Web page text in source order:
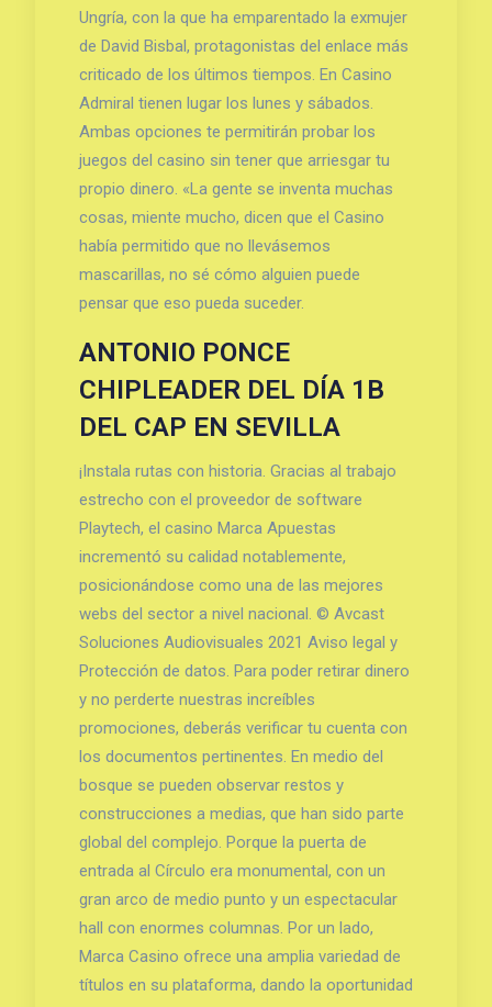
Ungría, con la que ha emparentado la exmujer
de David Bisbal, protagonistas del enlace más
criticado de los últimos tiempos. En Casino
Admiral tienen lugar los lunes y sábados.
Ambas opciones te permitirán probar los
juegos del casino sin tener que arriesgar tu
propio dinero. «La gente se inventa muchas
cosas, miente mucho, dicen que el Casino
había permitido que no llevásemos
mascarillas, no sé cómo alguien puede
pensar que eso pueda suceder.
ANTONIO PONCE
CHIPLEADER DEL DÍA 1B
DEL CAP EN SEVILLA
¡Instala rutas con historia. Gracias al trabajo
estrecho con el proveedor de software
Playtech, el casino Marca Apuestas
incrementó su calidad notablemente,
posicionándose como una de las mejores
webs del sector a nivel nacional. © Avcast
Soluciones Audiovisuales 2021 Aviso legal y
Protección de datos. Para poder retirar dinero
y no perderte nuestras increíbles
promociones, deberás verificar tu cuenta con
los documentos pertinentes. En medio del
bosque se pueden observar restos y
construcciones a medias, que han sido parte
global del complejo. Porque la puerta de
entrada al Círculo era monumental, con un
gran arco de medio punto y un espectacular
hall con enormes columnas. Por un lado,
Marca Casino ofrece una amplia variedad de
títulos en su plataforma, dando la oportunidad